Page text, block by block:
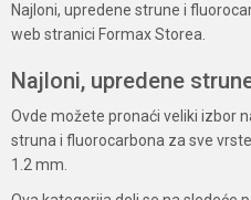
Najloni, upredene strune i
web stranici Formax Storea.
Najloni, upredene
Ovde možete pronaći veliki izbor
struna i fluorocarbona za sve
1.2 mm.